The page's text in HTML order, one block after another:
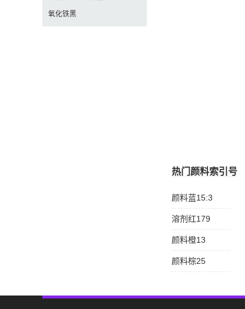
热门颜料索引号
颜料蓝15:3
溶剂红179
颜料橙13
颜料棕25
氧化铁黑